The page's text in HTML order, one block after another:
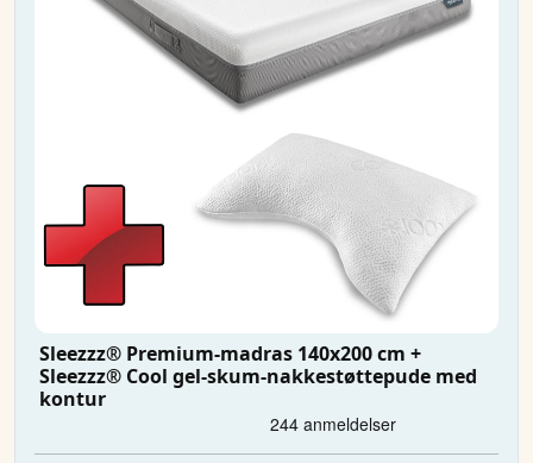
Sleezzz® Premium-madras 140x200 cm +
Sleezzz® Cool gel-skum-nakkestøttepude med
kontur